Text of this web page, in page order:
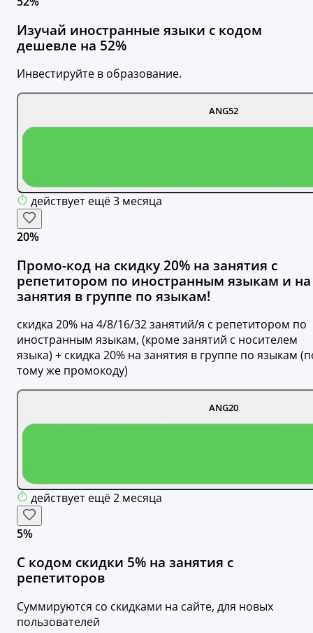
Изучай иностранные языки с кодом
дешевле на 52%
Инвестируйте в образование.
ANG52
действует ещё 3 месяца
20%
Промо-код на скидку 20% на занятия с
репетитором по иностранным языкам и на
занятия в группе по языкам!
скидка 20% на 4/8/16/32 занятий/я с репетитором по
иностранным языкам, (кроме занятий с носителем
языка) + скидка 20% на занятия в группе по языкам
тому же промокоду)
ANG20
действует ещё 2 месяца
5%
С кодом скидки 5% на занятия с
репетиторов
Суммируются со скидками на сайте, для новых
пользователей